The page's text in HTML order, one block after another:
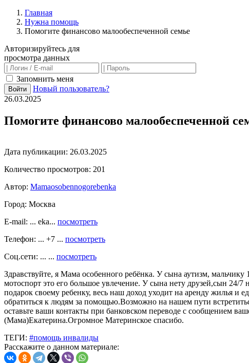
Главная
Нужна помощь
Помогите финансово малообеспеченной семье
Авторизируйтесь для
просмотра данных
Запомнить меня
Войти
Новый пользователь?
26.03.2025
Помогите финансово малообеспеченной
Дата публикации: 26.03.2025
Количество просмотров: 201
Автор: Mamaosobennogorebenka
Город: Москва
E-mail: ... eka... посмотреть
Телефон: ... +7 ... посмотреть
Соц.сети: ... ... посмотреть
Здравствуйте, я Мама особенного ребёнка. У сына аутизм, мальчику
мотоспорт это его большое увлечение. У сына нету друзей,сын 24/7
подарок своему ребенку, весь наш доход уходит на аренду жилья и
обратиться к людям за помощью.Возможно на нашем пути
оставьте ваши контакты при банковском переводе с сообщением
(Мама)Екатерина.Огромное Материнское спасибо.
ТЕГИ: #помощь инвалиды
Расскажите о данном материале: